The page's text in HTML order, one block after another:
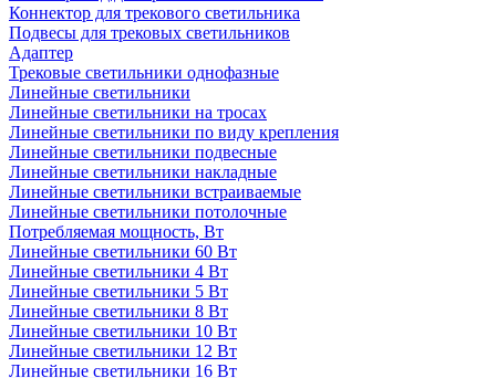
Коннектор для трекового светильника
Подвесы для трековых светильников
Адаптер
Трековые светильники однофазные
Линейные светильники
Линейные светильники на тросах
Линейные светильники по виду крепления
Линейные светильники подвесные
Линейные светильники накладные
Линейные светильники встраиваемые
Линейные светильники потолочные
Потребляемая мощность, Вт
Линейные светильники 60 Вт
Линейные светильники 4 Вт
Линейные светильники 5 Вт
Линейные светильники 8 Вт
Линейные светильники 10 Вт
Линейные светильники 12 Вт
Линейные светильники 16 Вт